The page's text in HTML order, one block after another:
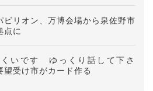
ビリオン、万博会場から泉佐野市
に
くいです ゆっくり話して下さ
受け市がカード作る